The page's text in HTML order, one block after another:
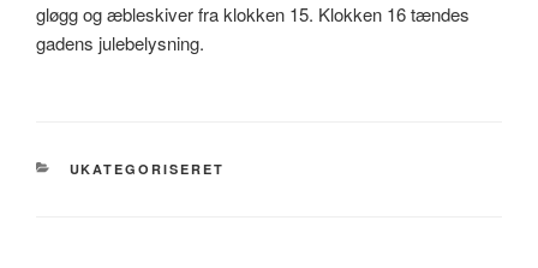
gløgg og æbleskiver fra klokken 15. Klokken 16 tændes
gadens julebelysning.
KATEGORIER
UKATEGORISERET